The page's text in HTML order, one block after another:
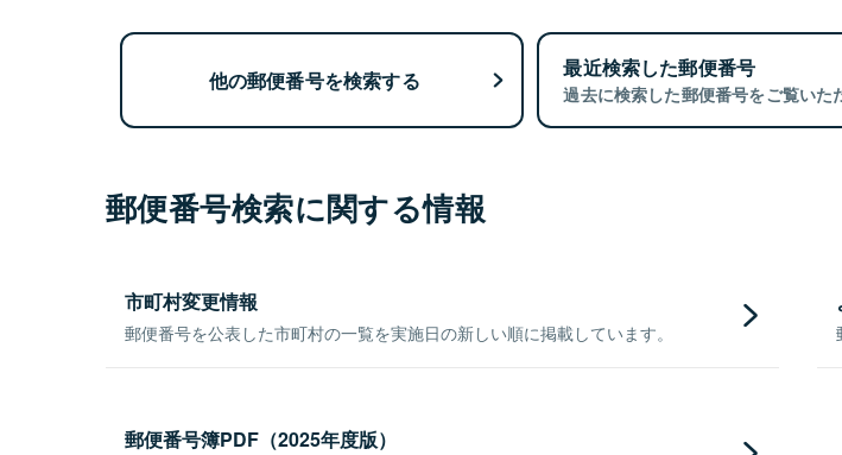
他の郵便番号を検索する 最近検索した郵便番号
過去に検索した郵便番号をご覧いた
郵便番号検索に関する情報
市町村変更情報
郵便番号を公表した市町村の一覧を実施日の新しい順に掲載しています。
郵便番号簿PDF（2025年度版）